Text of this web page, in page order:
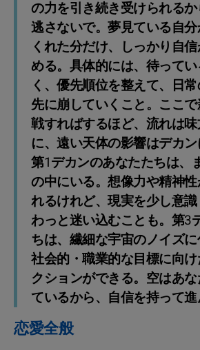
の力を引き続き受けられる
逃さないで。夢見ている自
くれた分だけ、しっかり自
める。具体的には、待って
く、優先順位を整えて、日
先に崩していくこと。ここ
戦すればするほど、流れは
に、遠い天体の影響はデカン
第1デカンのあなたたちは、
の中にいる。想像力や精神
れるけれど、現実を少し意
わっと迷い込むことも。第3
ちは、繊細な宇宙のノイズに
社会的・職業的な目標に向
クションができる。空はあ
ているから、自信を持って
恋愛全般